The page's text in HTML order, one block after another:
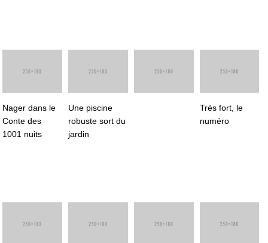
Nager dans le
Conte des
1001 nuits
Une piscine
robuste sort du
jardin
Très fort, le
numéro